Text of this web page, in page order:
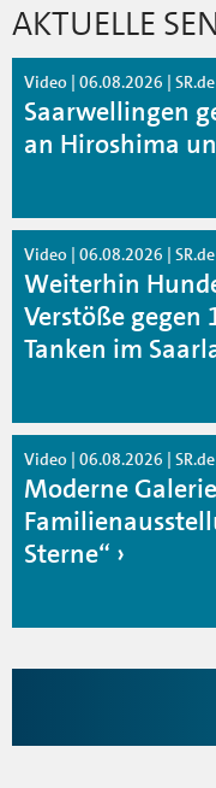
AKTUELLE
Video | 06.08.2026 | SR.de
Saarwellingen
an Hiroshima
Video | 06.08.2026 | SR.de
Weiterhin
Verstöße gegen
Tanken im
Video | 06.08.2026 | SR.de
Moderne
Sterne“